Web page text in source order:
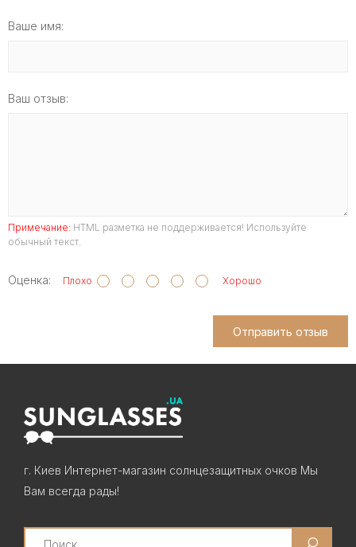
Ваше имя:
Ваш отзыв:
Примечание: HTML разметка не поддерживается! Используйте
обычный текст.
Оценка: Плохо Хорошо
Отправить отзыв
г. Киев Интернет-магазин солнцезащитных очков Мы
Вам всегда рады!
Search